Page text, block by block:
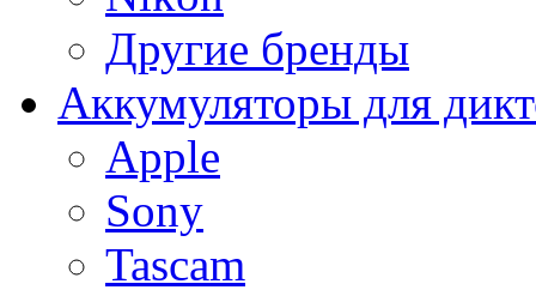
Другие бренды
Аккумуляторы для
Apple
Sony
Tascam